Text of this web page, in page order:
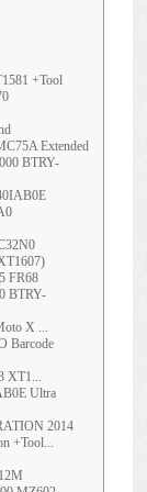
+Tool
Extended
BTRY-
FR68
BTRY-
X ...
Barcode
XT1...
Ultra
2014
+Tool...